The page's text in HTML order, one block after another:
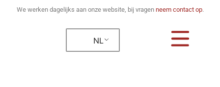
We werken dagelijks aan onze website, bij vragen neem contact op.
NL